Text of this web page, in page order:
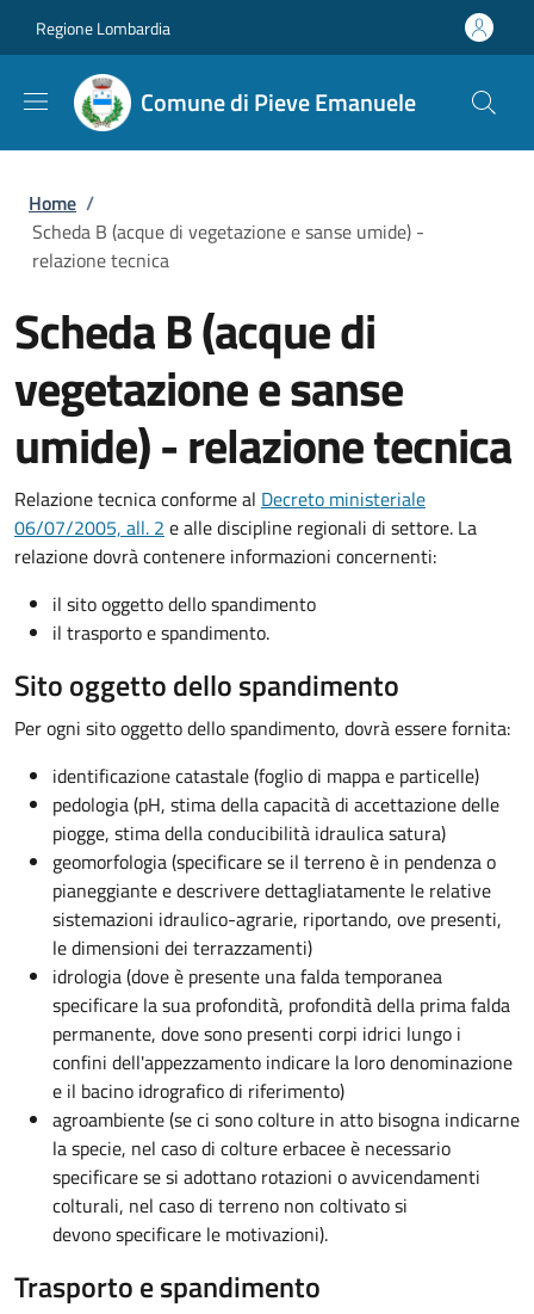
Regione Lombardia
Comune di Pieve Emanuele
Briciole di pane
Home /
Scheda B (acque di vegetazione e sanse umide) -
relazione tecnica
Scheda B (acque di
vegetazione e sanse
umide) - relazione tecnica
Relazione tecnica conforme al Decreto ministeriale
06/07/2005, all. 2 e alle discipline regionali di settore. La
relazione dovrà contenere informazioni concernenti:
il sito oggetto dello spandimento
il trasporto e spandimento.
Sito oggetto dello spandimento
Per ogni sito oggetto dello spandimento, dovrà essere fornita:
identificazione catastale (foglio di mappa e particelle)
pedologia (pH, stima della capacità di accettazione delle
piogge, stima della conducibilità idraulica satura)
geomorfologia (specificare se il terreno è in pendenza o
pianeggiante e descrivere dettagliatamente le relative
sistemazioni idraulico-agrarie, riportando, ove presenti,
le dimensioni dei terrazzamenti)
idrologia (dove è presente una falda temporanea
specificare la sua profondità, profondità della prima falda
permanente, dove sono presenti corpi idrici lungo i
confini dell'appezzamento indicare la loro denominazione
e il bacino idrografico di riferimento)
agroambiente (se ci sono colture in atto bisogna indicarne
la specie, nel caso di colture erbacee è necessario
specificare se si adottano rotazioni o avvicendamenti
colturali, nel caso di terreno non coltivato si
devono specificare le motivazioni).
Trasporto e spandimento